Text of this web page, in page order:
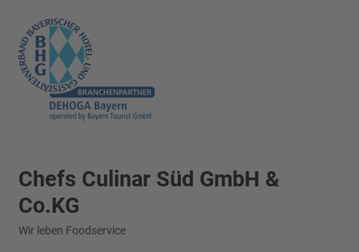
Chefs Culinar Süd GmbH &
Co.KG
Wir leben Foodservice